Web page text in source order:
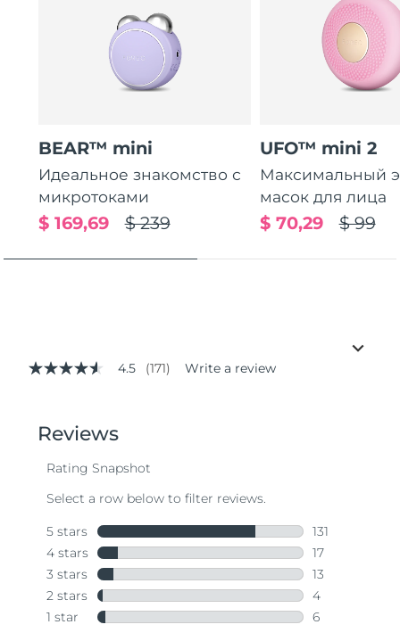
BEAR™ mini
Идеальное знакомство с
микротоками
$ 239
$ 169,69
UFO™ mini 2
Максимальный
масок для лица
$ 99
$ 70,29
4.5
stars,
rating
value.
171
Same
page
link.
4.5 (171) Write a review